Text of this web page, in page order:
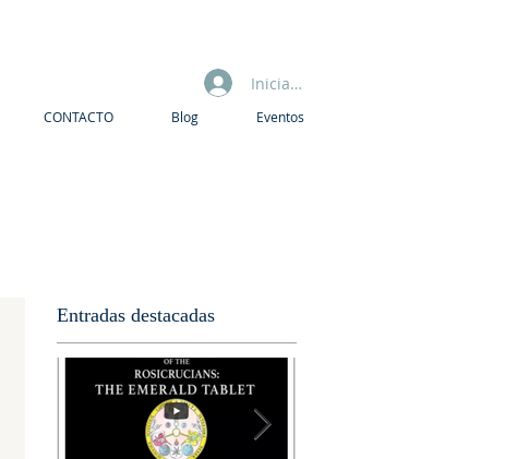
Iniciar sesión
CONTACTO Blog Eventos
Entradas destacadas